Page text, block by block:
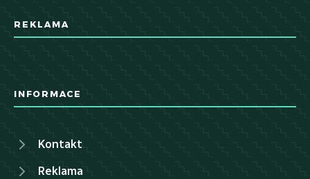
REKLAMA
INFORMACE
Kontakt
Reklama